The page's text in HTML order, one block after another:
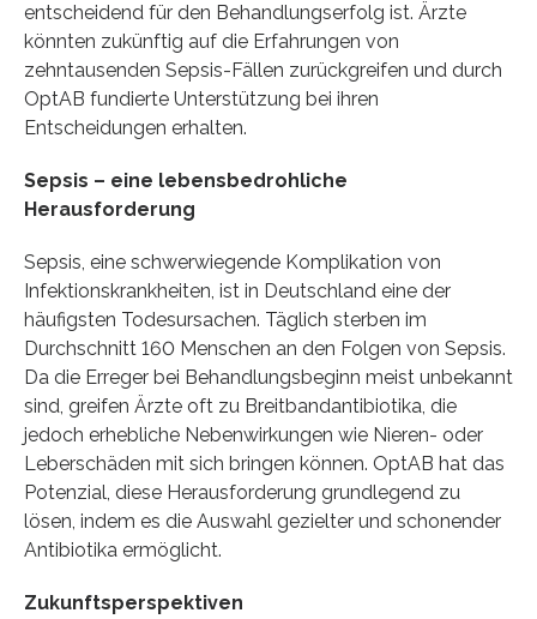
entscheidend für den Behandlungserfolg ist. Ärzte
könnten zukünftig auf die Erfahrungen von
zehntausenden Sepsis-Fällen zurückgreifen und durch
OptAB fundierte Unterstützung bei ihren
Entscheidungen erhalten.
Sepsis – eine lebensbedrohliche
Herausforderung
Sepsis, eine schwerwiegende Komplikation von
Infektionskrankheiten, ist in Deutschland eine der
häufigsten Todesursachen. Täglich sterben im
Durchschnitt 160 Menschen an den Folgen von Sepsis.
Da die Erreger bei Behandlungsbeginn meist unbekannt
sind, greifen Ärzte oft zu Breitbandantibiotika, die
jedoch erhebliche Nebenwirkungen wie Nieren- oder
Leberschäden mit sich bringen können. OptAB hat das
Potenzial, diese Herausforderung grundlegend zu
lösen, indem es die Auswahl gezielter und schonender
Antibiotika ermöglicht.
Zukunftsperspektiven